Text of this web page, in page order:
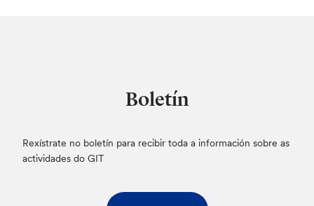
Boletín
Rexístrate no boletín para recibir toda a información sobre as
actividades do GIT